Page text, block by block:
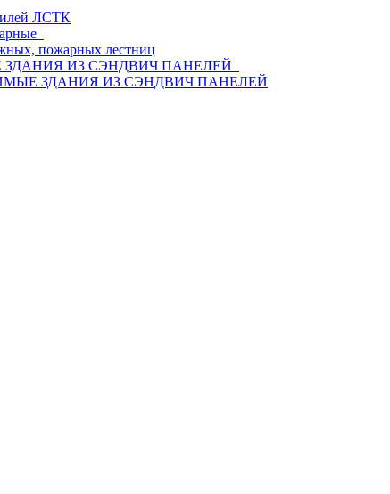
ЛСТК
пожарных лестниц
ИЗ СЭНДВИЧ ПАНЕЛЕЙ
ЗДАНИЯ ИЗ СЭНДВИЧ ПАНЕЛЕЙ